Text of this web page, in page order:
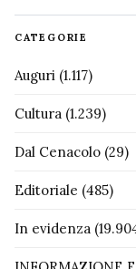
CATEGORIE
Auguri (1.117)
Cultura (1.239)
Dal Cenacolo (29)
Editoriale (485)
In evidenza